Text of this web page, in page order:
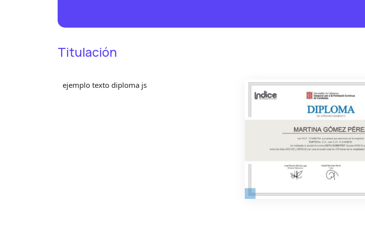
Titulación
ejemplo texto diploma js